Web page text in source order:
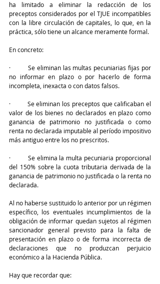
ha limitado a eliminar la redacción de los
preceptos considerados por el TJUE incompatibles
con la libre circulación de capitales, lo que, en la
práctica, sólo tiene un alcance meramente formal.
En concreto:
·         Se eliminan las multas pecuniarias fijas por
no informar en plazo o por hacerlo de forma
incompleta, inexacta o con datos falsos.
·         Se eliminan los preceptos que calificaban el
valor de los bienes no declarados en plazo como
ganancia de patrimonio no justificada o como
renta no declarada imputable al período impositivo
más antiguo entre los no prescritos.
·         Se elimina la multa pecuniaria proporcional
del 150% sobre la cuota tributaria derivada de la
ganancia de patrimonio no justificada o la renta no
declarada.
Al no haberse sustituido lo anterior por un régimen
específico, los eventuales incumplimientos de la
obligación de informar quedan sujetos al régimen
sancionador general previsto para la falta de
presentación en plazo o de forma incorrecta de
declaraciones que no produzcan perjuicio
económico a la Hacienda Pública.
Hay que recordar que: